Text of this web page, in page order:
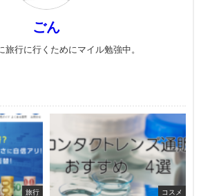
ごん
旅行に行くためにマイル勉強中。
旅行 コスメ